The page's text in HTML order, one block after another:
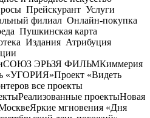
Прейскурант Услуги
филиал Онлайн-покупка
Пушкинская карта
Издания Атрибуция
СОЮЗ ЭРЬЗЯ ФИЛЬМКиммерия
«УГОРИЯ»Проект «Видеть
все проекты
Реализованные проектыНовая
Яркие мгновения «Дня